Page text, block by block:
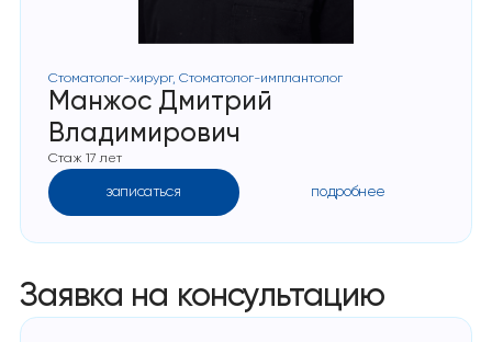
Стоматолог-хирург, Стоматолог-имплантолог
Манжос Дмитрий
Владимирович
Стаж 17 лет
записаться подробнее
Заявка на консультацию